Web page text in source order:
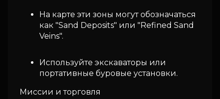
На карте эти зоны могут обозначаться
как "Sand Deposits" или "Refined Sand
Veins".
Используйте экскаваторы или
портативные буровые установки.
Миссии и торговля